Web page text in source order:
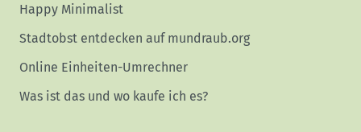
Happy Minimalist
Stadtobst entdecken auf mundraub.org
Online Einheiten-Umrechner
Was ist das und wo kaufe ich es?